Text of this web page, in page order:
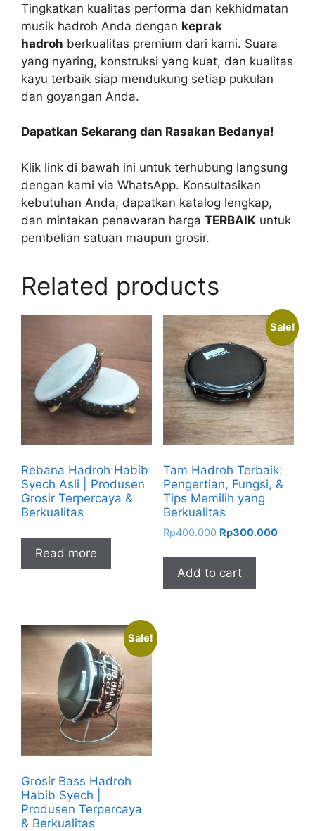
Tingkatkan kualitas performa dan kekhidmatan
musik hadroh Anda dengan keprak
hadroh berkualitas premium dari kami. Suara
yang nyaring, konstruksi yang kuat, dan kualitas
kayu terbaik siap mendukung setiap pukulan
dan goyangan Anda.
Dapatkan Sekarang dan Rasakan Bedanya!
Klik link di bawah ini untuk terhubung langsung
dengan kami via WhatsApp. Konsultasikan
kebutuhan Anda, dapatkan katalog lengkap,
dan mintakan penawaran harga TERBAIK untuk
pembelian satuan maupun grosir.
Related products
Rebana Hadroh Habib
Syech Asli | Produsen
Grosir Terpercaya &
Berkualitas
Read more
Sale!
Tam Hadroh Terbaik:
Pengertian, Fungsi, &
Tips Memilih yang
Berkualitas
Rp400.000 Original
was:
Rp400.000.
Rp300.000Current
Add to cart
Sale!
Grosir Bass Hadroh
Habib Syech |
Produsen Terpercaya
& Berkualitas